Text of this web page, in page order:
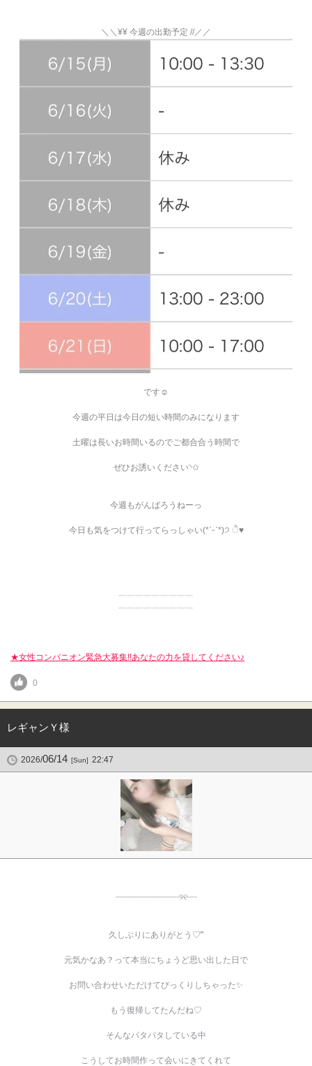
＼＼¥¥ 今週の出勤予定 //／／
です☺️
今週の平日は今日の短い時間のみになります
土曜は長いお時間いるのでご都合合う時間で
ぜひお誘いください︎︎◝✩
今週もがんばろうねーっ
今日も気をつけて行ってらっしゃい(*ˊᵕˋ*)੭ ੈ♥︎
﹏﹏﹏﹏﹏﹏﹏﹏﹏
﹏﹏﹏﹏﹏﹏﹏﹏﹏
★女性コンパニオン緊急大募集!!あなたの力を貸してください♪
0
レギャンＹ様
2026/06/14 [Sun] 22:47
┈┈┈┈┈┈┈┈┈┈┈┈┈୨୧‬┈┈
久しぶりにありがとう♡‴
元気かなあ？って本当にちょうど思い出した日で
お問い合わせいただけてびっくりしちゃった✨
もう復帰してたんだね♡
そんなパタパタしている中
こうしてお時間作って会いにきてくれて